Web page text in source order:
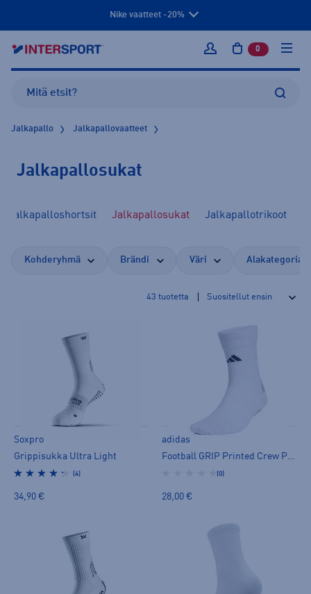
Nike vaatteet -20%
Kirjaudu sisään
0 tuotetta
Jalkapallo Jalkapallovaatteet
Jalkapallosukat
Jalkapalloshortsit Jalkapallosukat Jalkapallotrikoot
Kohderyhmä Brändi Väri Alakategoria
43 tuotetta
Soxpro
Grippisukka Ultra Light
(4)
34,90 €
adidas
Football GRIP Printed Crew Performance Socks Light - nilkkasukat
(0)
28,00 €